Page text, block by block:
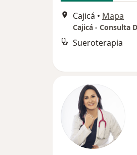
Cajicá • Mapa
Sueroterapia